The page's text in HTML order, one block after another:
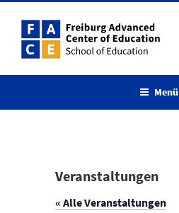
Inhalt
springen
Menü
Veranstaltungen
« Alle Veranstaltungen